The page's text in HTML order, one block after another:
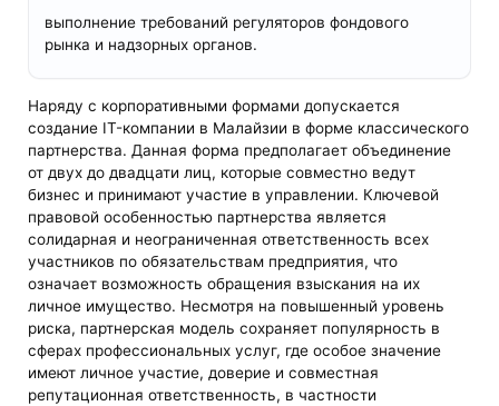
выполнение требований регуляторов фондового
рынка и надзорных органов.
Наряду с корпоративными формами допускается
создание IT-компании в Малайзии в форме классического
партнерства. Данная форма предполагает объединение
от двух до двадцати лиц, которые совместно ведут
бизнес и принимают участие в управлении. Ключевой
правовой особенностью партнерства является
солидарная и неограниченная ответственность всех
участников по обязательствам предприятия, что
означает возможность обращения взыскания на их
личное имущество. Несмотря на повышенный уровень
риска, партнерская модель сохраняет популярность в
сферах профессиональных услуг, где особое значение
имеют личное участие, доверие и совместная
репутационная ответственность, в частности